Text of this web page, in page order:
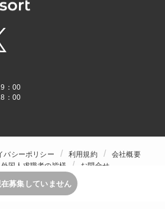
：00
：00
バシーポリシー 利用規約
会社概要
外国人求職者の皆様
お問合せ
募集していません